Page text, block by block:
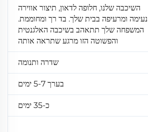
השיכבה שלנו, חלופה לדאון, תיצור אווירה
נעימה ומרעיפה בבית שלך. בד רך ומחוממת.
המשפחה שלך תתאהב בשיכבה האלגנטית
והפשוטה הזו מרגע שתראה אותה
שדרה ותנומה
בערך 5-7 ימים
כ-35 ימים